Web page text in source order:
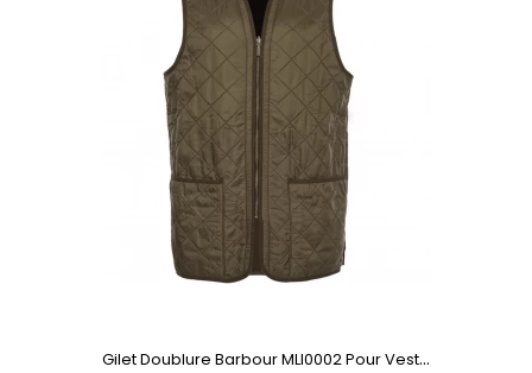
G
Ilet Doublure Barbour MLI0002 Pour Veste Ashby Olive